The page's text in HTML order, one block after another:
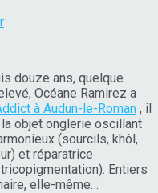
douze ans, quelque
Océane Ramirez a
à Audun-le-Roman , il
la objet onglerie oscillant
(sourcils, khôl,
et réparatrice
Entiers
elle-même…